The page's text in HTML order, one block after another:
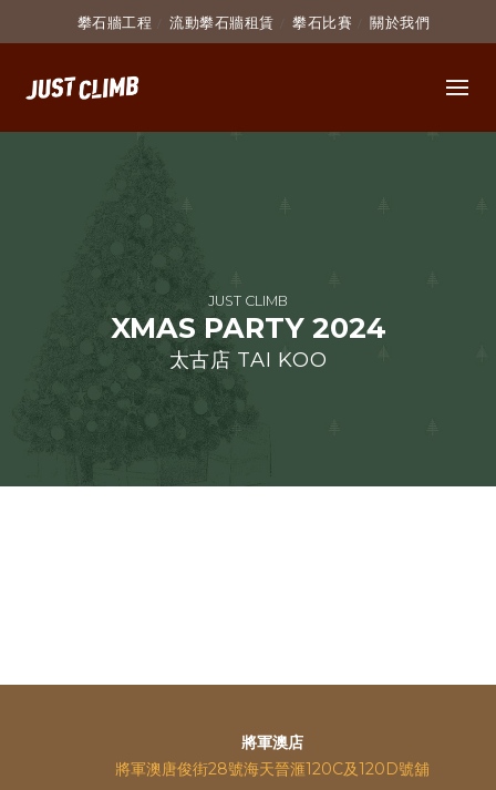
攀石牆工程 流動攀石牆租賃 攀石比賽 關於我們
JUST CLIMB
XMAS PARTY 2024
太古店 TAI KOO
將軍澳店
將軍澳唐俊街28號海天晉滙120C及120D號舖